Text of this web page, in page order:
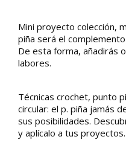
Mini proyecto colección,
piña será el
De esta forma, añadirás
labores.
Técnicas crochet, punto
circular: el p. piña jamás
sus posibilidades.
y aplícalo a tus proyectos.